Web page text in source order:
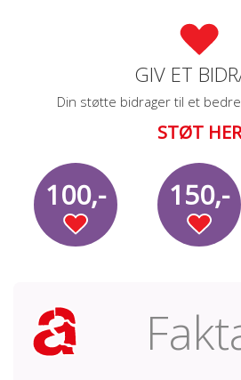
GIV ET
Din støtte bidrager til et
STØT HER
100,- 150,-